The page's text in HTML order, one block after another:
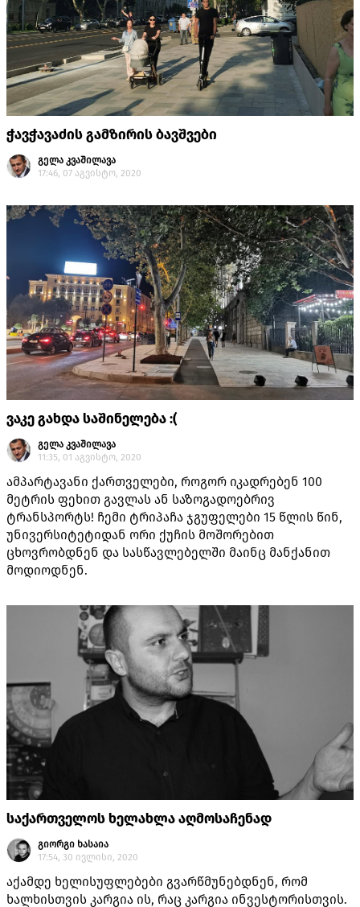
ჭავჭავაძის გამზირის ბავშვები
გელა კვაშილავა
17:46, 07 აგვისტო, 2020
ვაკე გახდა საშინელება :(
გელა კვაშილავა
11:35, 01 აგვისტო, 2020
ამპარტავანი ქართველები, როგორ იკადრებენ 100
მეტრის ფეხით გავლას ან საზოგადოებრივ
ტრანსპორტს! ჩემი ტრიპაჩა ჯგუფელები 15 წლის წინ,
უნივერსიტეტიდან ორი ქუჩის მოშორებით
ცხოვრობდნენ და სასწავლებელში მაინც მანქანით
მოდიოდნენ.
საქართველოს ხელახლა აღმოსაჩენად
გიორგი ხასაია
17:54, 30 ივლისი, 2020
აქამდე ხელისუფლებები გვარწმუნებდნენ, რომ
ხალხისთვის კარგია ის, რაც კარგია ინვესტორისთვის.